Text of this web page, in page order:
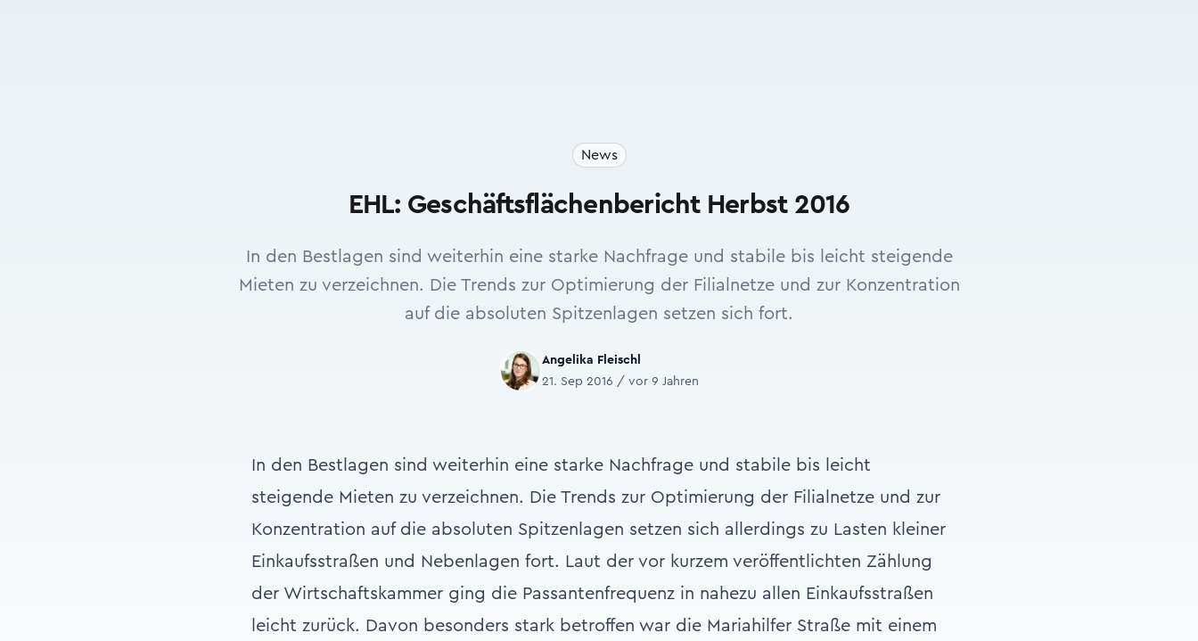
News
EHL: Geschäftsflächenbericht Herbst 2016
In den Bestlagen sind weiterhin eine starke Nachfrage und stabile bis leicht steigende
Mieten zu verzeichnen. Die Trends zur Optimierung der Filialnetze und zur Konzentration
auf die absoluten Spitzenlagen setzen sich fort.
Angelika Fleischl
21. Sep 2016 / vor 9 Jahren
In den Bestlagen sind weiterhin eine starke Nachfrage und stabile bis leicht
steigende Mieten zu verzeichnen. Die Trends zur Optimierung der Filialnetze und zur
Konzentration auf die absoluten Spitzenlagen setzen sich allerdings zu Lasten kleiner
Einkaufsstraßen und Nebenlagen fort. Laut der vor kurzem veröffentlichten Zählung
der Wirtschaftskammer ging die Passantenfrequenz in nahezu allen Einkaufsstraßen
leicht zurück. Davon besonders stark betroffen war die Mariahilfer Straße mit einem